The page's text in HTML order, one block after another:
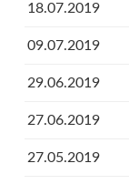
18.07.2019
09.07.2019
29.06.2019
27.06.2019
27.05.2019